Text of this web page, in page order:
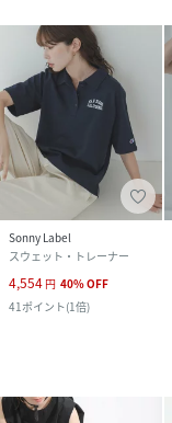
Sonny Label
スウェット・トレーナー
4,554 円 40%OFF
41 ポイント(1倍)